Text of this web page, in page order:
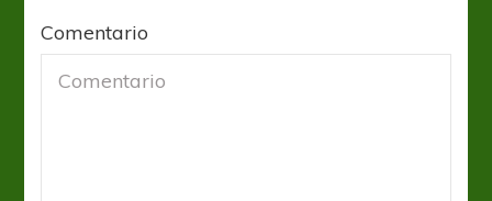
Comentario